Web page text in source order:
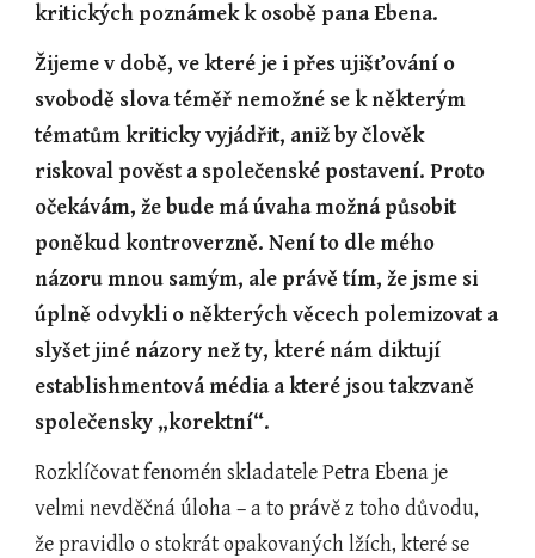
kritických poznámek k osobě pana Ebena.
Žijeme v době, ve které je i přes ujišťování o
svobodě slova téměř nemožné se k některým
tématům kriticky vyjádřit, aniž by člověk
riskoval pověst a společenské postavení. Proto
očekávám, že bude má úvaha možná působit
poněkud kontroverzně. Není to dle mého
názoru mnou samým, ale právě tím, že jsme si
úplně odvykli o některých věcech polemizovat a
slyšet jiné názory než ty, které nám diktují
establishmentová média a které jsou takzvaně
společensky „korektní“.
Rozklíčovat fenomén skladatele Petra Ebena je
velmi nevděčná úloha – a to právě z toho důvodu,
že pravidlo o stokrát opakovaných lžích, které se